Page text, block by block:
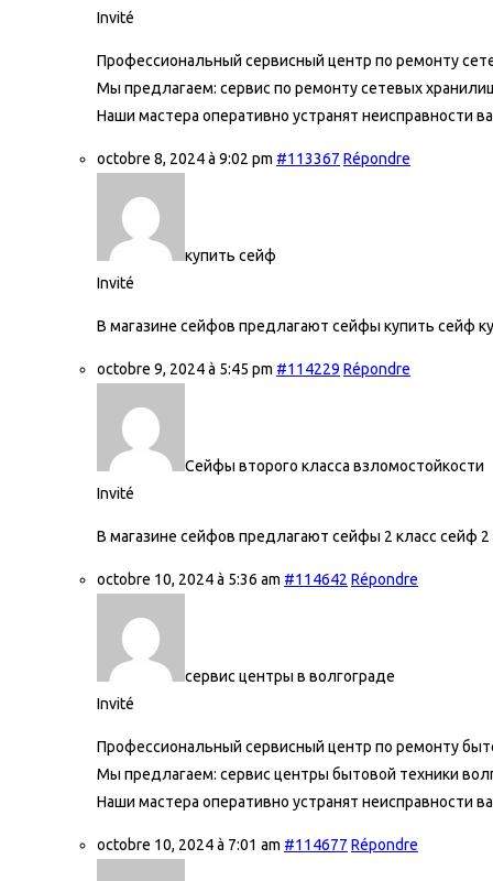
Invité
Профессиональный сервисный центр по ремонту
Мы предлагаем: сервис по ремонту сетевых
Наши мастера оперативно устранят неисправности
octobre 8, 2024 à 9:02 pm #113367 Répondre
купить сейф
Invité
В магазине сейфов предлагают сейфы купить сейф
octobre 9, 2024 à 5:45 pm #114229 Répondre
Сейфы второго класса взломостойкости
Invité
В магазине сейфов предлагают cейфы 2 класс сейф 2
octobre 10, 2024 à 5:36 am #114642 Répondre
сервис центры в волгограде
Invité
Профессиональный сервисный центр по ремонту
Мы предлагаем: сервис центры бытовой техники
Наши мастера оперативно устранят неисправности
octobre 10, 2024 à 7:01 am #114677 Répondre